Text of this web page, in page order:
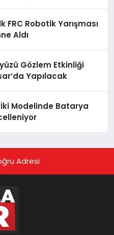
FRC Robotik Yarışması
Aldı
Gözlem Etkinliği
Yapılacak
Modelinde Batarya
Adresi